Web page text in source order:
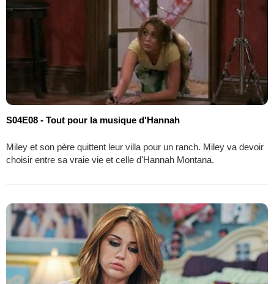
S04E08 - Tout pour la musique d'Hannah
Miley et son père quittent leur villa pour un ranch. Miley va devoir
choisir entre sa vraie vie et celle d'Hannah Montana.